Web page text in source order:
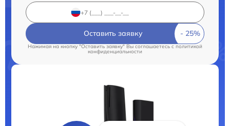
Оставить заявку
Нажимая на кнопку "Оставить заявку" Вы соглашаетесь cполитикой
конфиденциальности